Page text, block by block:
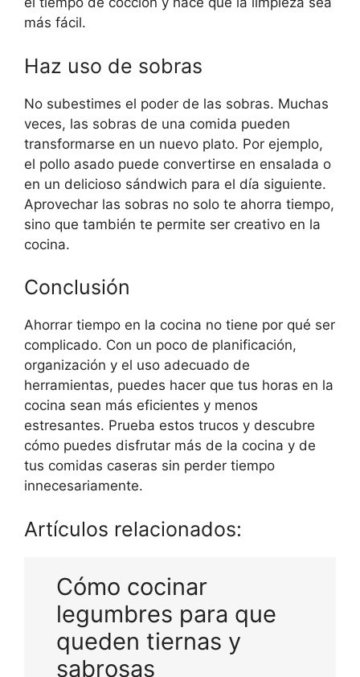
más fácil.
Haz uso de sobras
No subestimes el poder de las sobras. Muchas
veces, las sobras de una comida pueden
transformarse en un nuevo plato. Por ejemplo,
el pollo asado puede convertirse en ensalada o
en un delicioso sándwich para el día siguiente.
Aprovechar las sobras no solo te ahorra tiempo,
sino que también te permite ser creativo en la
cocina.
Conclusión
Ahorrar tiempo en la cocina no tiene por qué ser
complicado. Con un poco de planificación,
organización y el uso adecuado de
herramientas, puedes hacer que tus horas en la
cocina sean más eficientes y menos
estresantes. Prueba estos trucos y descubre
cómo puedes disfrutar más de la cocina y de
tus comidas caseras sin perder tiempo
innecesariamente.
Artículos relacionados:
Cómo cocinar
legumbres para que
queden tiernas y
sabrosas